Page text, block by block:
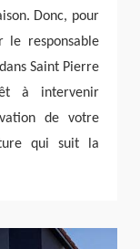
Donc, pour
le responsable
Saint Pierre
à intervenir
de votre
qui suit la